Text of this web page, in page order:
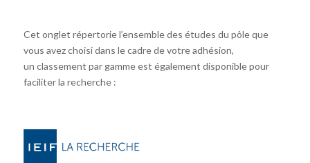
Cet onglet répertorie l’ensemble des études du pôle que
vous avez choisi dans le cadre de votre adhésion,
un classement par gamme est également disponible pour
faciliter la recherche :